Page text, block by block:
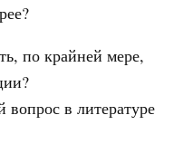
по крайней мере,
в литературе